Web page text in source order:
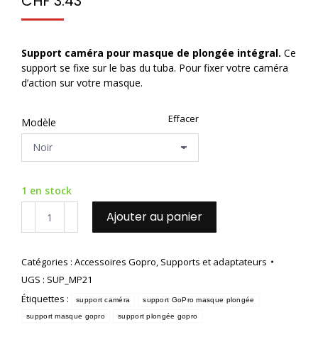
Support caméra pour masque de plongée intégral. Ce
support se fixe sur le bas du tuba. Pour fixer votre caméra
d’action sur votre masque.
Modèle Effacer
1 en stock
pour
masque
de
plongée
Ajouter au panier
Catégories : Accessoires Gopro, Supports et adaptateurs
UGS : SUP_MP21
Étiquettes :
support caméra support GoPro masque plongée
support masque gopro support plongée gopro